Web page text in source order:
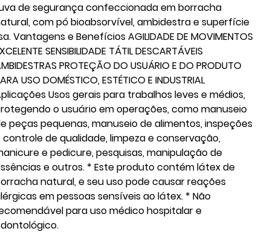
de segurança confeccionada em borracha
com pó bioabsorvível, ambidestra e superfície
Vantagens e Benefícios AGILIDADE DE MOVIMENTOS
SENSIBILIDADE TÁTIL DESCARTÁVEIS
PROTEÇÃO DO USUÁRIO E DO PRODUTO
USO DOMÉSTICO, ESTÉTICO E INDUSTRIAL
Usos gerais para trabalhos leves e médios,
o usuário em operações, como manuseio
peças pequenas, manuseio de alimentos, inspeções
controle de qualidade, limpeza e conservação,
e pedicure, pesquisas, manipulação de
e outros. * Este produto contém látex de
natural, e seu uso pode causar reações
em pessoas sensíveis ao látex. * Não
para uso médico hospitalar e